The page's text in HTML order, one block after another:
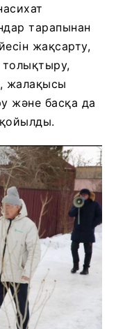
тарапынан
жақсарту,
толықтыру,
жалақысы
және басқа да